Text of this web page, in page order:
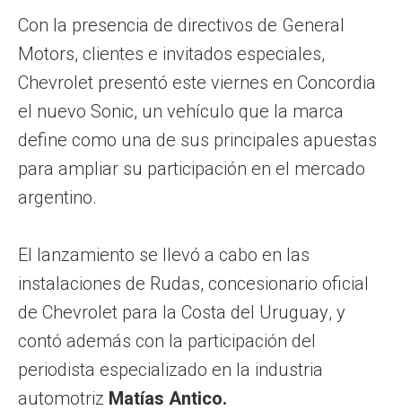
Con la presencia de directivos de General
Motors, clientes e invitados especiales,
Chevrolet presentó este viernes en Concordia
el nuevo Sonic, un vehículo que la marca
define como una de sus principales apuestas
para ampliar su participación en el mercado
argentino.
El lanzamiento se llevó a cabo en las
instalaciones de Rudas, concesionario oficial
de Chevrolet para la Costa del Uruguay, y
contó además con la participación del
periodista especializado en la industria
automotriz Matías Antico.